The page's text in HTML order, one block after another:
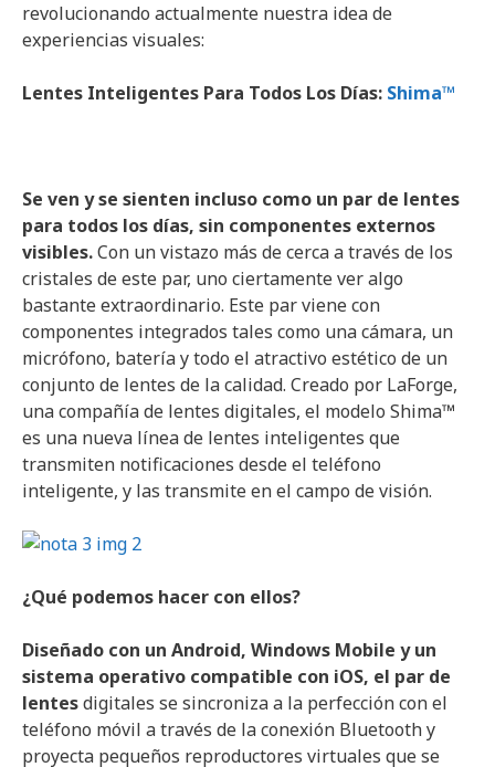
revolucionando actualmente nuestra idea de
experiencias visuales:
Lentes Inteligentes Para Todos Los Días: Shima™
Se ven y se sienten incluso como un par de lentes
para todos los días, sin componentes externos
visibles.Con un vistazo más de cerca a través de los
cristales de este par, uno ciertamente ver algo
bastante extraordinario. Este par viene con
componentes integrados tales como una cámara, un
micrófono, batería y todo el atractivo estético de un
conjunto de lentes de la calidad. Creado por LaForge,
una compañía de lentes digitales, el modelo Shima™
es una nueva línea de lentes inteligentes que
transmiten notificaciones desde el teléfono
inteligente, y las transmite en el campo de visión.
¿Qué podemos hacer con ellos?
Diseñado con un Android, Windows Mobile y un
sistema operativo compatible con iOS, el par de
lentesdigitales se sincroniza a la perfección con el
teléfono móvil a través de la conexión Bluetooth y
proyecta pequeños reproductores virtuales que se